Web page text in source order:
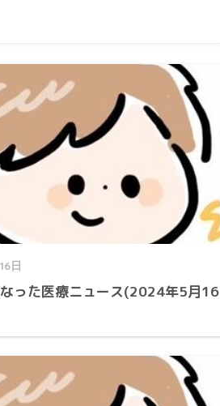
日
った医療ニュース(2024年5月16